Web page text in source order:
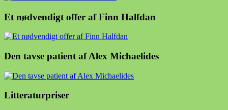
Et nødvendigt offer af Finn Halfdan
Den tavse patient af Alex Michaelides
Litteraturpriser